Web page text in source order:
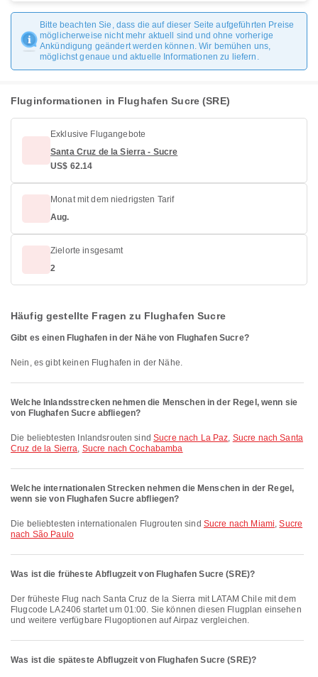
Bitte beachten Sie, dass die auf dieser Seite aufgeführten Preise
möglicherweise nicht mehr aktuell sind und ohne vorherige
Ankündigung geändert werden können. Wir bemühen uns,
möglichst genaue und aktuelle Informationen zu liefern.
Fluginformationen in Flughafen Sucre (SRE)
Exklusive Flugangebote
Santa Cruz de la Sierra - Sucre
US$ 62.14
Monat mit dem niedrigsten Tarif
Aug.
Zielorte insgesamt
2
Häufig gestellte Fragen zu Flughafen Sucre
Gibt es einen Flughafen in der Nähe von Flughafen Sucre?
Nein, es gibt keinen Flughafen in der Nähe.
Welche Inlandsstrecken nehmen die Menschen in der Regel, wenn sie
von Flughafen Sucre abfliegen?
Die beliebtesten Inlandsrouten sindSucre nach La Paz, Sucre nach Santa
Cruz de la Sierra, Sucre nach Cochabamba
Welche internationalen Strecken nehmen die Menschen in der Regel,
wenn sie von Flughafen Sucre abfliegen?
Die beliebtesten internationalen Flugrouten sind Sucre nach Miami,Sucre
nach São Paulo
Was ist die früheste Abflugzeit von Flughafen Sucre (SRE)?
Der früheste Flug nach Santa Cruz de la Sierra mit LATAM Chile mit dem
Flugcode LA2406 startet um 01:00. Sie können diesen Flugplan einsehen
und weitere verfügbare Flugoptionen auf Airpaz vergleichen.
Was ist die späteste Abflugzeit von Flughafen Sucre (SRE)?